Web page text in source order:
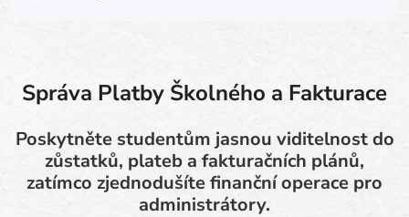
Správa Platby Školného a Fakturace
Poskytněte studentům jasnou viditelnost do
zůstatků, plateb a fakturačních plánů,
zatímco zjednodušíte finanční operace pro
administrátory.